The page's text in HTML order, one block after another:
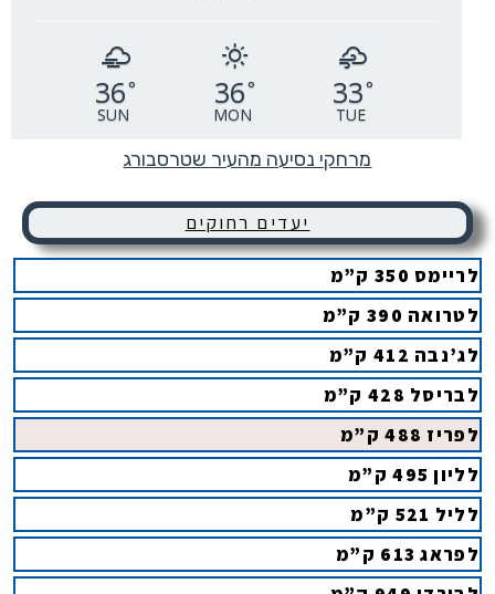
36°
SUN
36°
MON
33°
TUE
מרחקי נסיעה מהעיר שטרסבורג
יעדים רחוקים
לריימס 350 ק”מ
לטרואה 390 ק”מ
לג’נבה 412 ק”מ
לבריסל 428 ק”מ
לפריז 488 ק”מ
לליון 495 ק”מ
לליל 521 ק”מ
לפראג 613 ק”מ